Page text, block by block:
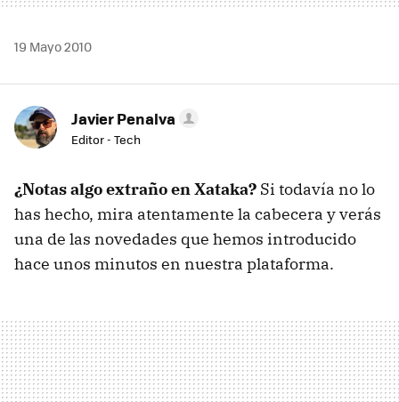
19 Mayo 2010
Javier Penalva
Editor - Tech
¿Notas algo extraño en Xataka? Si todavía no lo
has hecho, mira atentamente la cabecera y verás
una de las novedades que hemos introducido
hace unos minutos en nuestra plataforma.